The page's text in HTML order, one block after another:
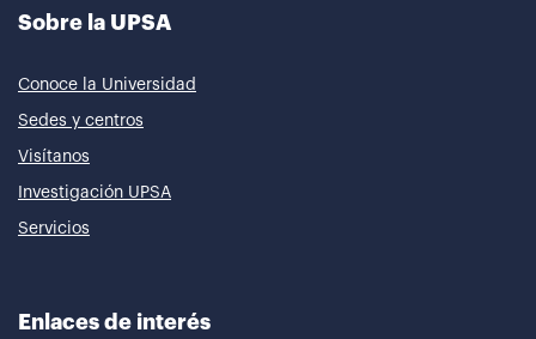
Sobre la UPSA
Conoce la Universidad
Sedes y centros
Visítanos
Investigación UPSA
Servicios
Enlaces de interés